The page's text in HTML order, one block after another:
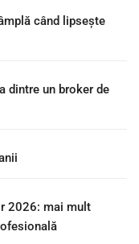
când lipsește
dintre un broker de
2026: mai mult